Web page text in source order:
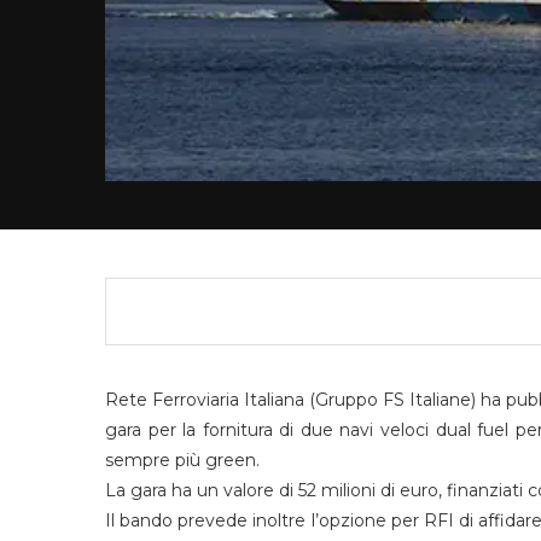
Rete Ferroviaria Italiana (Gruppo FS Italiane) ha
gara per la fornitura di due navi veloci dual fuel
sempre più green.
La gara ha un valore di 52 milioni di euro, finanziati
Il bando prevede inoltre l’opzione per RFI di